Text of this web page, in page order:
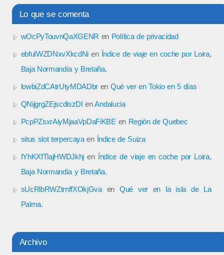
Lo que se comenta
wOcPyTouvnQaXGENR en Política de privacidad
ebfuIWZDNxvXkcdNi en Índice de viaje en coche por Loira,
Baja Normandía y Bretaña.
lowbiZdCAtrUtyMDADbr en Qué ver en Tokio en 5 días
QNijgrgZEjscdiszDI enAndalucia
PcpPZsxrAiyMjaaVpDaFiKBEen Región de Quebec
situs slot terpercayaen Índice de Suiza
IYhKXfTlajHWDJkhj en Índice de viaje en coche por Loira,
Baja Normandía y Bretaña.
sUcRlbRWZtrnffXOkjGvaen Qué ver en la isla de La
Palma.
Archivo